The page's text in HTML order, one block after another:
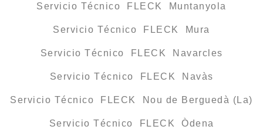
Servicio Técnico FLECK Muntanyola
Servicio Técnico FLECK Mura
Servicio Técnico FLECK Navarcles
Servicio Técnico FLECK Navàs
Servicio Técnico FLECK Nou de Berguedà (La)
Servicio Técnico FLECK Òdena